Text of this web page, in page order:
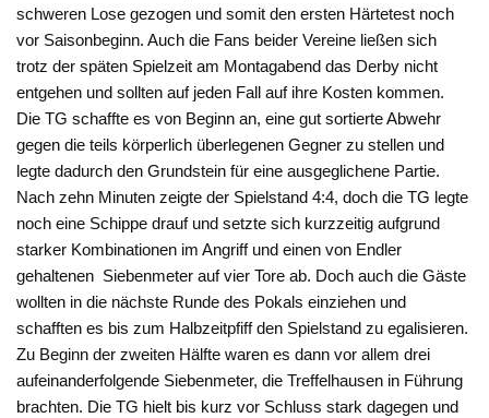
schweren Lose gezogen und somit den ersten Härtetest noch
vor Saisonbeginn. Auch die Fans beider Vereine ließen sich
trotz der späten Spielzeit am Montagabend das Derby nicht
entgehen und sollten auf jeden Fall auf ihre Kosten kommen.
Die TG schaffte es von Beginn an, eine gut sortierte Abwehr
gegen die teils körperlich überlegenen Gegner zu stellen und
legte dadurch den Grundstein für eine ausgeglichene Partie.
Nach zehn Minuten zeigte der Spielstand 4:4, doch die TG legte
noch eine Schippe drauf und setzte sich kurzzeitig aufgrund
starker Kombinationen im Angriff und einen von Endler
gehaltenen Siebenmeter auf vier Tore ab. Doch auch die Gäste
wollten in die nächste Runde des Pokals einziehen und
schafften es bis zum Halbzeitpfiff den Spielstand zu egalisieren.
Zu Beginn der zweiten Hälfte waren es dann vor allem drei
aufeinanderfolgende Siebenmeter, die Treffelhausen in Führung
brachten. Die TG hielt bis kurz vor Schluss stark dagegen und